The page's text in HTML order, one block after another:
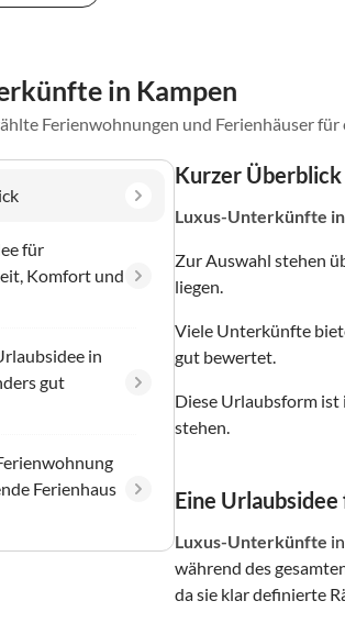
in Kampen
Ferienwohnungen und Ferienhäuser
für
Komfort und
in
gut
Ferienhaus
Kurzer Überblick
Luxus-Unterkünfte
Zur Auswahl stehen
liegen.
Viele Unterkünfte
gut bewertet.
Diese Urlaubsform
stehen.
Eine
Luxus-Unterkünfte in
während des
da sie klar definierte